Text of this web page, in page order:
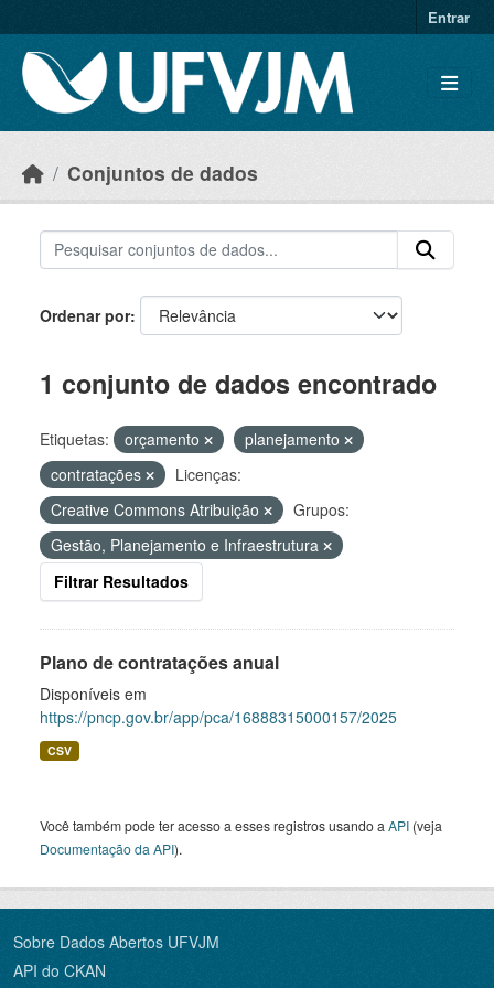
Entrar
Conjuntos de dados
Ordenar por
1 conjunto de dados encontrado
Etiquetas: orçamento
planejamento
contratações
Licenças:
Creative Commons Atribuição
Grupos:
Gestão, Planejamento e Infraestrutura
Filtrar Resultados
Plano de contratações anual
Disponíveis em
https://pncp.gov.br/app/pca/16888315000157/2025
CSV
Você também pode ter acesso a esses registros usando a API (veja
Documentação da API).
Sobre Dados Abertos UFVJM
API do CKAN